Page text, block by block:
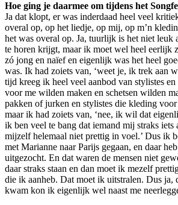
Hoe ging je daarmee om tijdens het
Ja dat klopt, er was inderdaad heel veel
overal op, op het liedje, op mij, op m’n
het was overal op. Ja, tuurlijk is het niet leuk
te horen krijgt, maar ik moet wel heel eerlijk
zó jong en naïef en eigenlijk was het heel
was. Ik had zoiets van, ‘weet je, ik trek aan
tijd kreeg ik heel veel aanbod van stylistes
voor me wilden maken en schetsen wilden
pakken of jurken en stylistes die kleding
maar ik had zoiets van, ‘nee, ik wil dat
ik ben veel te bang dat iemand mij straks iets
mijzelf helemaal niet prettig in voel.’ Dus ik
met Marianne naar Parijs gegaan, en daar
uitgezocht. En dat waren de mensen niet
daar straks staan en dan moet ik mezelf
die ik aanheb. Dat moet ik uitstralen. Dus ja,
kwam kon ik eigenlijk wel naast me